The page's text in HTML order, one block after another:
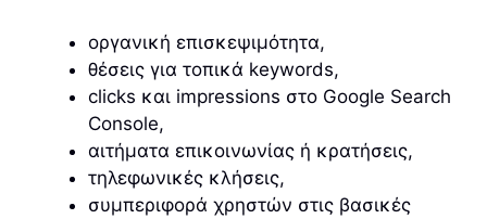
οργανική επισκεψιμότητα,
θέσεις για τοπικά keywords,
clicks και impressions στο Google Search
Console,
αιτήματα επικοινωνίας ή κρατήσεις,
τηλεφωνικές κλήσεις,
συμπεριφορά χρηστών στις βασικές